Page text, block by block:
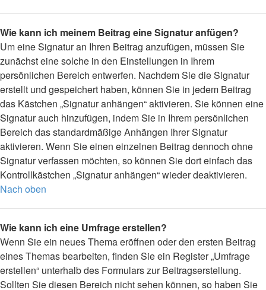
Wie kann ich meinem Beitrag eine Signatur anfügen?
Um eine Signatur an Ihren Beitrag anzufügen, müssen Sie
zunächst eine solche in den Einstellungen in Ihrem
persönlichen Bereich entwerfen. Nachdem Sie die Signatur
erstellt und gespeichert haben, können Sie in jedem Beitrag
das Kästchen „Signatur anhängen“ aktivieren. Sie können eine
Signatur auch hinzufügen, indem Sie in Ihrem persönlichen
Bereich das standardmäßige Anhängen Ihrer Signatur
aktivieren. Wenn Sie einen einzelnen Beitrag dennoch ohne
Signatur verfassen möchten, so können Sie dort einfach das
Kontrollkästchen „Signatur anhängen“ wieder deaktivieren.
Nach oben
Wie kann ich eine Umfrage erstellen?
Wenn Sie ein neues Thema eröffnen oder den ersten Beitrag
eines Themas bearbeiten, finden Sie ein Register „Umfrage
erstellen“ unterhalb des Formulars zur Beitragserstellung.
Sollten Sie diesen Bereich nicht sehen können, so haben Sie